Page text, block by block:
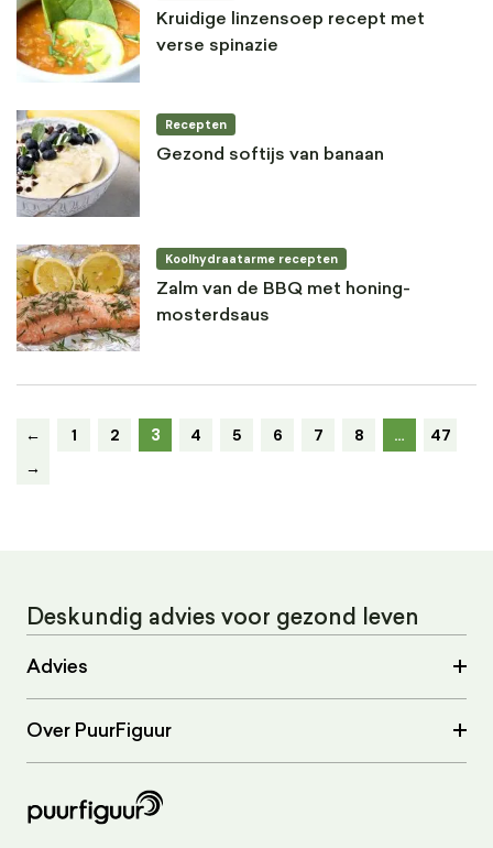
Kruidige linzensoep recept met
verse spinazie
Recepten
Gezond softijs van banaan
Koolhydraatarme recepten
Zalm van de BBQ met honing-
mosterdsaus
← 1 2 3 4 5 6 7 8 …
47
→
Deskundig advies voor gezond leven
Advies
Over PuurFiguur